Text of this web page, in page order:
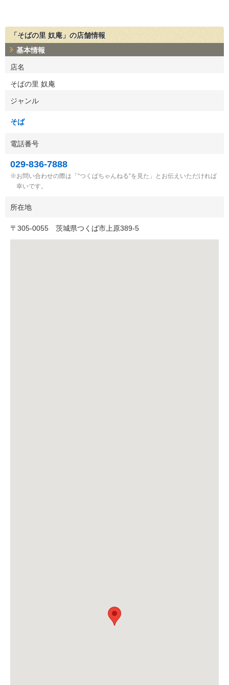
「そばの里 奴庵」の店舗情報
基本情報
店名
そばの里 奴庵
ジャンル
そば
電話番号
029-836-7888
お問い合わせの際は「“つくばちゃんねる”を見た」とお伝えいただければ
幸いです。
所在地
〒 305-0055 茨城県つくば市上原389-5